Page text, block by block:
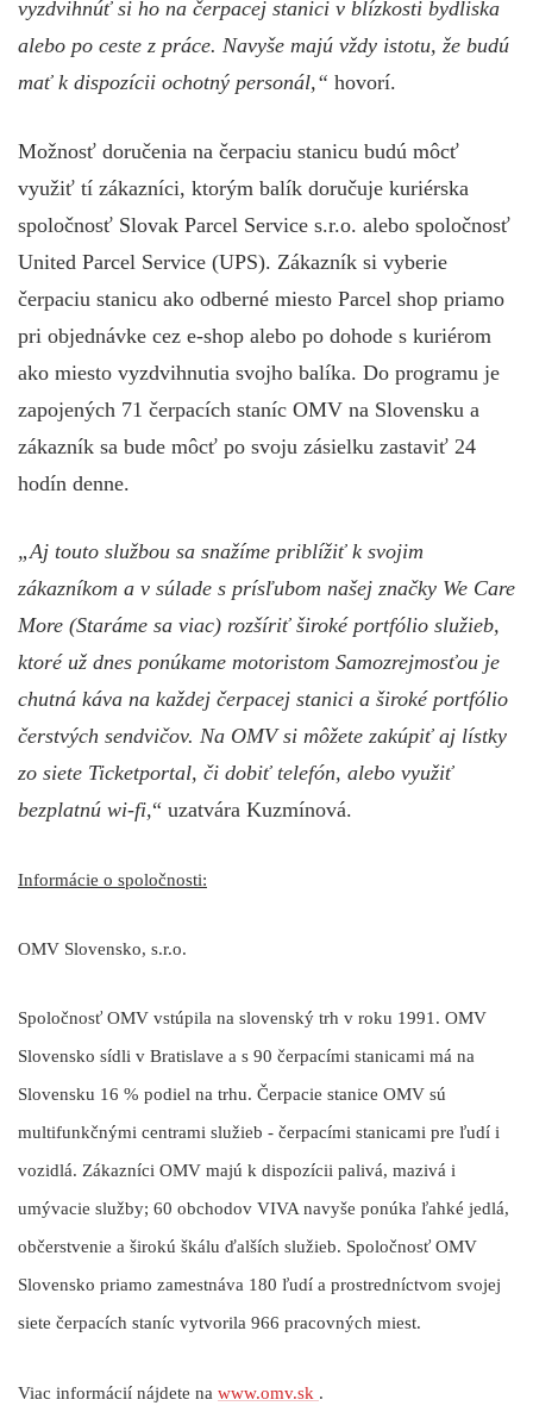
vyzdvihnúť si ho na čerpacej stanici v blízkosti bydliska
alebo po ceste z práce. Navyše majú vždy istotu, že budú
mať k dispozícii ochotný personál,“ hovorí.
Možnosť doručenia na čerpaciu stanicu budú môcť
využiť tí zákazníci, ktorým balík doručuje kuriérska
spoločnosť Slovak Parcel Service s.r.o. alebo spoločnosť
United Parcel Service (UPS). Zákazník si vyberie
čerpaciu stanicu ako odberné miesto Parcel shop priamo
pri objednávke cez e-shop alebo po dohode s kuriérom
ako miesto vyzdvihnutia svojho balíka. Do programu je
zapojených 71 čerpacích staníc OMV na Slovensku a
zákazník sa bude môcť po svoju zásielku zastaviť 24
hodín denne.
„Aj touto službou sa snažíme priblížiť k svojim
zákazníkom a v súlade s prísľubom našej značky We Care
More (Staráme sa viac) rozšíriť široké portfólio služieb,
ktoré už dnes ponúkame motoristom Samozrejmosťou je
chutná káva na každej čerpacej stanici a široké portfólio
čerstvých sendvičov. Na OMV si môžete zakúpiť aj lístky
zo siete Ticketportal, či dobiť telefón, alebo využiť
bezplatnú wi-fi,“ uzatvára Kuzmínová.
Informácie o spoločnosti:
OMV Slovensko, s.r.o.
Spoločnosť OMV vstúpila na slovenský trh v roku 1991. OMV
Slovensko sídli v Bratislave a s 90 čerpacími stanicami má na
Slovensku 16 % podiel na trhu. Čerpacie stanice OMV sú
multifunkčnými centrami služieb - čerpacími stanicami pre ľudí i
vozidlá. Zákazníci OMV majú k dispozícii palivá, mazivá i
umývacie služby; 60 obchodov VIVA navyše ponúka ľahké jedlá,
občerstvenie a širokú škálu ďalších služieb. Spoločnosť OMV
Slovensko priamo zamestnáva 180 ľudí a prostredníctvom svojej
siete čerpacích staníc vytvorila 966 pracovných miest.
Viac informácií nájdete na www.omv.sk .